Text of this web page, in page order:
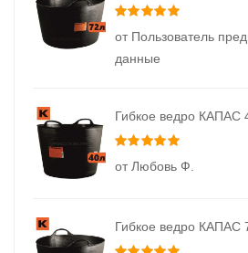
от Пользователь
данные
Гибкое ведро КАПАС
от Любовь Ф.
Гибкое ведро КАПАС